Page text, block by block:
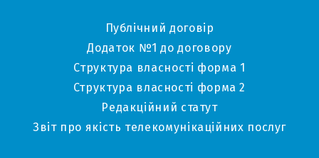
Публічний договір
Додаток №1 до договору
Структура власності форма 1
Структура власності форма 2
Редакційний статут
Звіт про якість телекомунікаційних послуг